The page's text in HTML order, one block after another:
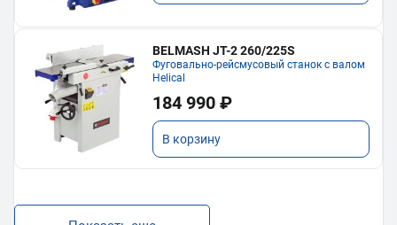
BELMASH JT-2 260/225S
Фуговально-рейсмусовый станок с валом
Helical
184 990 ₽
В корзину